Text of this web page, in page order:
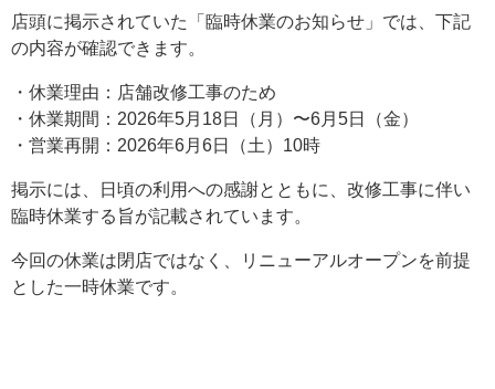
店頭に掲示されていた「臨時休業のお知らせ」では、下記
の内容が確認できます。
・休業理由：店舗改修工事のため
・休業期間：2026年5月18日（月）〜6月5日（金）
・営業再開：2026年6月6日（土）10時
掲示には、日頃の利用への感謝とともに、改修工事に伴い
臨時休業する旨が記載されています。
今回の休業は閉店ではなく、リニューアルオープンを前提
とした一時休業です。